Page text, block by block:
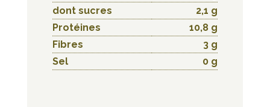
dont sucres
2,1 g
Protéines
10,8 g
Fibres
3 g
Sel
0 g